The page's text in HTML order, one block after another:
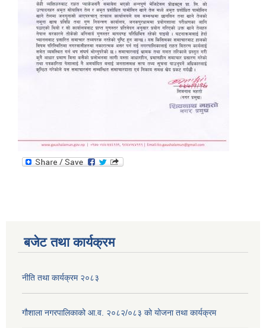
बजेट तथा कार्यक्रम
नीति तथा कार्यक्रम २०८३
गौशाला नगरपालिकाको आ.व. २०८२/०८३ को योजना तथा कार्यक्रम